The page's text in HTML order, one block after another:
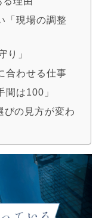
「現場の調整
り」
合わせる仕事
間は100」
びの見方が変わ